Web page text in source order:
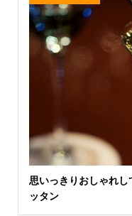
思いっきりおしゃれ
ッタン